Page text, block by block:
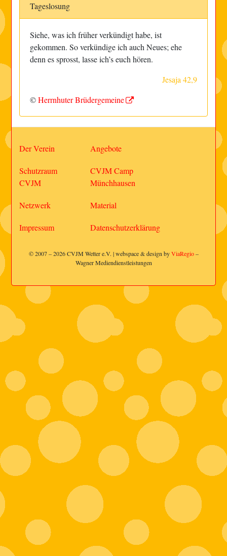
Tageslosung
Siehe, was ich früher verkündigt habe, ist
gekommen. So verkündige ich auch Neues; ehe
denn es sprosst, lasse ich’s euch hören.
Jesaja 42,9
©Herrnhuter Brüdergemeine
Der Verein Angebote
Schutzraum
CVJM
CVJM Camp
Münchhausen
Netzwerk Material
Impressum Datenschutzerklärung
© 2007 – 2026 CVJM Wetter e.V. | webspace & design byViaRegio–
Wagner Mediendienstleistungen